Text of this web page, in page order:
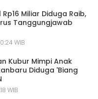
Miliar Diduga Raib,
Tanggungjawab
WIB
Kubur Mimpi Anak
Diduga 'Biang
WIB